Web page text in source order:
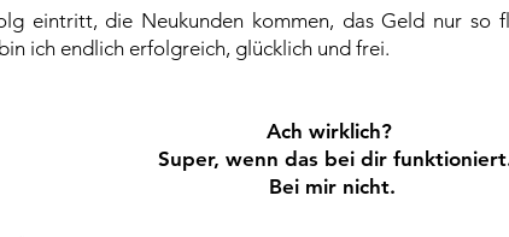
eintritt, die Neukunden kommen, das Geld nur so
ich endlich erfolgreich, glücklich und frei.
Ach wirklich?
Super, wenn das bei dir
Bei mir nicht.